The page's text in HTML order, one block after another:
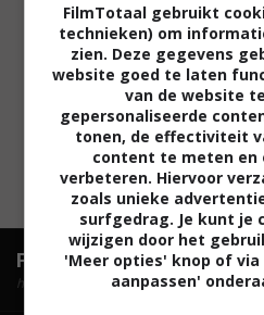
FilmTotaal.Hét online
hosted by
FilmTotaal gebruikt
technieken) om
zien. Deze gegevens
website goed te laten
van de website
gepersonaliseerde
tonen, de effectiviteit
content te meten en
verbeteren. Hiervoor
zoals unieke
surfgedrag. Je kunt je
wijzigen door het
'Meer opties' knop of
aanpassen'